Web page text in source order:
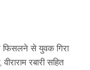
फिसलने से युवक गिरा
रबारी सहित